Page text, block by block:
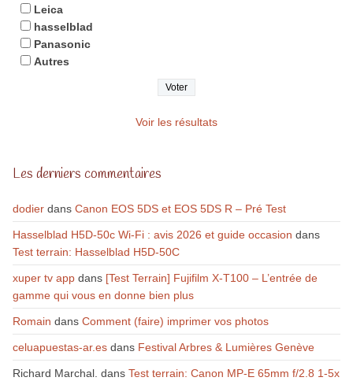
Leica
hasselblad
Panasonic
Autres
Voir les résultats
Les derniers commentaires
dodierdans Canon EOS 5DS et EOS 5DS R – Pré Test
Hasselblad H5D-50c Wi-Fi : avis 2026 et guide occasion dans
Test terrain: Hasselblad H5D-50C
xuper tv appdans [Test Terrain] Fujifilm X-T100 – L’entrée de
gamme qui vous en donne bien plus
Romain dans Comment (faire) imprimer vos photos
celuapuestas-ar.esdans Festival Arbres & Lumières Genève
Richard Marchal. dans Test terrain: Canon MP-E 65mm f/2.8 1-5x